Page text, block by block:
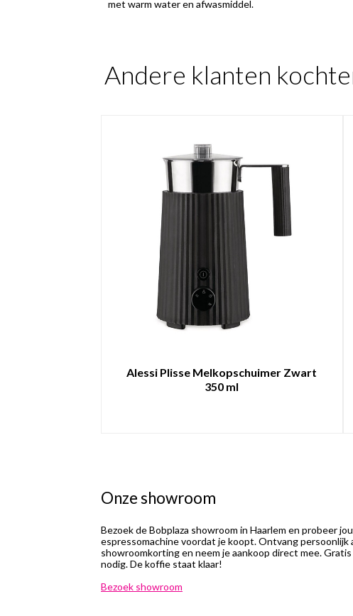
met warm water en afwasmiddel.
Andere klanten
Alessi Plisse Melkopschuimer Zwart
350 ml
Onze showroom
Bezoek de Bobplaza showroom in Haarlem en probeer
espressomachine voordat je koopt. Ontvang persoonlijk
showroomkorting en neem je aankoop direct mee.
nodig. De koffie staat klaar!
Bezoek showroom